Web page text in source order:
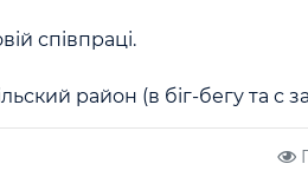
співпраці.